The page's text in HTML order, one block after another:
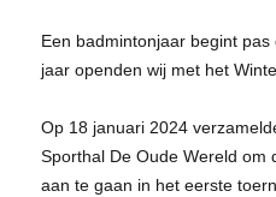
Een badmintonjaar begint
jaar openden wij met het
Op 18 januari 2024
Sporthal De Oude Wereld om
aan te gaan in het eerste